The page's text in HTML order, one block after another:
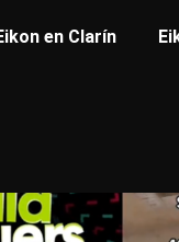
en Clarín